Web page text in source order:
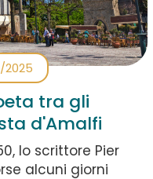
2025
tra gli
d'Amalfi
lo scrittore Pier
alcuni giorni